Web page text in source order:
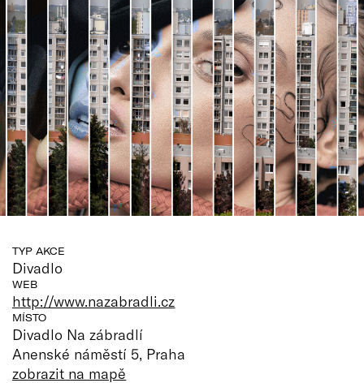
edu
Vše o ČT
TYP AKCE
Divadlo
WEB
http://www.nazabradli.cz
MÍSTO
Divadlo Na zábradlí
Anenské náměstí 5, Praha
zobrazit na mapě